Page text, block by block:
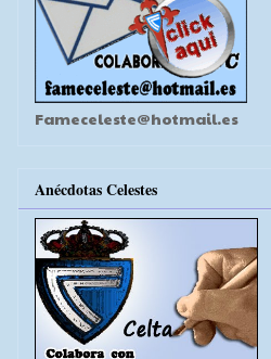
Fameceleste@hotmail.es
Anécdotas Celestes